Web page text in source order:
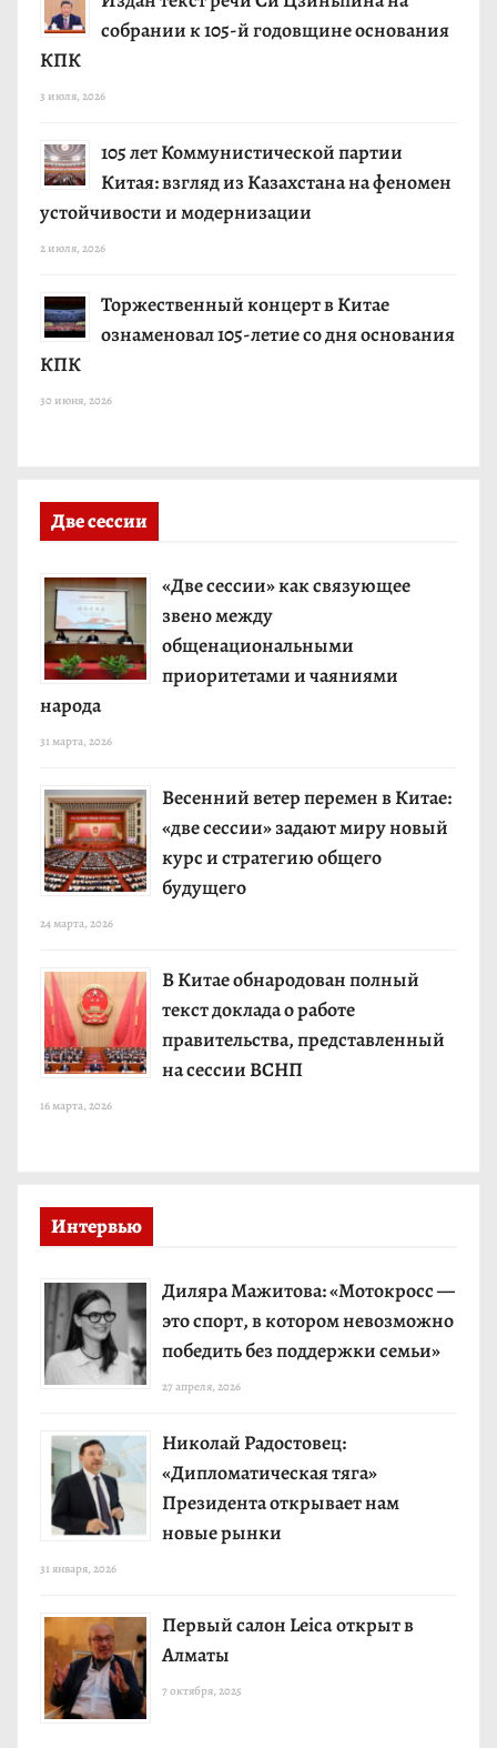
собрании к 105-й годовщине основания
КПК
3 июля, 2026
105 лет Коммунистической партии
Китая: взгляд из Казахстана на феномен
устойчивости и модернизации
2 июля, 2026
Торжественный концерт в Китае
ознаменовал 105-летие со дня основания
КПК
30 июня, 2026
Две сессии
«Две сессии» как связующее
звено между
общенациональными
приоритетами и чаяниями
народа
31 марта, 2026
Весенний ветер перемен в Китае:
«две сессии» задают миру новый
курс и стратегию общего
будущего
24 марта, 2026
В Китае обнародован полный
текст доклада о работе
правительства, представленный
на сессии ВСНП
16 марта, 2026
Интервью
Диляра Мажитова: «Мотокросс —
это спорт, в котором невозможно
победить без поддержки семьи»
27 апреля, 2026
Николай Радостовец:
«Дипломатическая тяга»
Президента открывает нам
новые рынки
31 января, 2026
Первый салон Leica открыт в
Алматы
7 октября, 2025